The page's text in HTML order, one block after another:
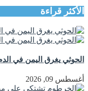
الأكثر قراءة
الحوثي يغرق اليمن في
أغسطس 09, 2026